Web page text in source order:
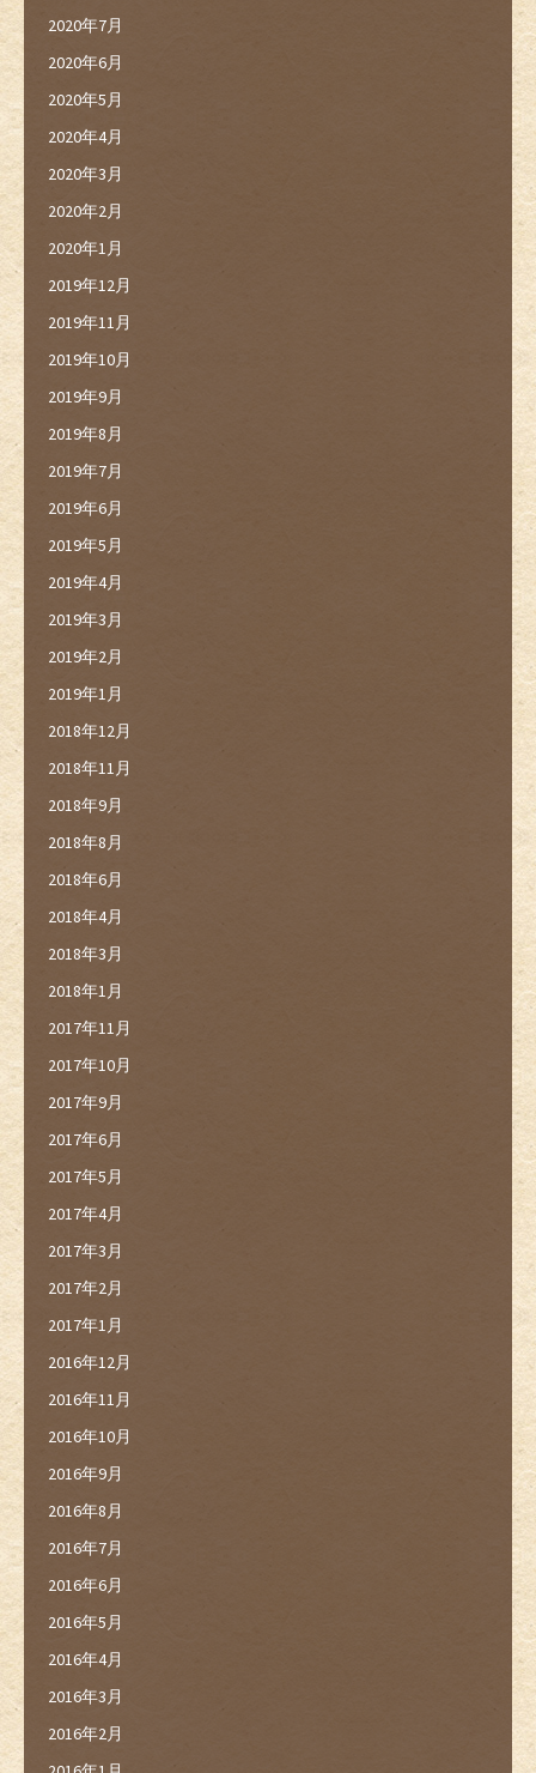
2020年7月
2020年6月
2020年5月
2020年4月
2020年3月
2020年2月
2020年1月
2019年12月
2019年11月
2019年10月
2019年9月
2019年8月
2019年7月
2019年6月
2019年5月
2019年4月
2019年3月
2019年2月
2019年1月
2018年12月
2018年11月
2018年9月
2018年8月
2018年6月
2018年4月
2018年3月
2018年1月
2017年11月
2017年10月
2017年9月
2017年6月
2017年5月
2017年4月
2017年3月
2017年2月
2017年1月
2016年12月
2016年11月
2016年10月
2016年9月
2016年8月
2016年7月
2016年6月
2016年5月
2016年4月
2016年3月
2016年2月